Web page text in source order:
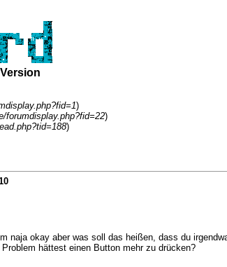
)
forumdisplay.php?fid=22)
)
naja okay aber was soll das heißen, dass du
hättest einen Button mehr zu drücken?